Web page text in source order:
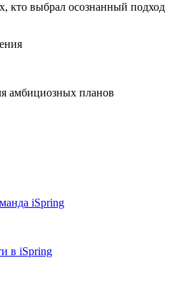
кто выбрал осознанный подход
амбициозных планов
iSpring
в iSpring